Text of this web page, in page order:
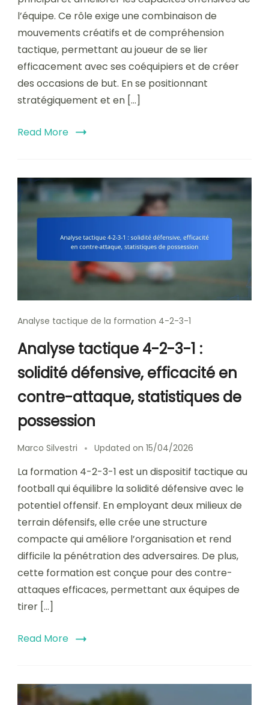
l’équipe. Ce rôle exige une combinaison de
mouvements créatifs et de compréhension
tactique, permettant au joueur de se lier
efficacement avec ses coéquipiers et de créer
des occasions de but. En se positionnant
stratégiquement et en […]
Read More
Analyse tactique de la formation 4-2-3-1
Analyse tactique 4-2-3-1 :
solidité défensive, efficacité en
contre-attaque, statistiques de
possession
Marco Silvestri Updated on 15/04/2026
La formation 4-2-3-1 est un dispositif tactique au
football qui équilibre la solidité défensive avec le
potentiel offensif. En employant deux milieux de
terrain défensifs, elle crée une structure
compacte qui améliore l’organisation et rend
difficile la pénétration des adversaires. De plus,
cette formation est conçue pour des contre-
attaques efficaces, permettant aux équipes de
tirer […]
Read More